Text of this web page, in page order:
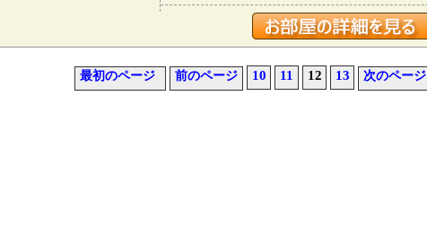
最初のページ 前のページ 10 11 12 13 次のページ